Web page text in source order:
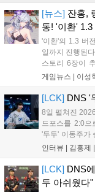
[뉴스] 잔홍,
동! '이환'
'이환'의 1.3 버
일까지 진행된
스토리 6장이
등장한다. 여름
의성도 강화된
공되며, 상세 일
게임뉴스 | 이성
[LCK] DNS '
8일 펼쳐진
드포스를 2:0으
'두두' 이동주가
다. 먼저 오랜만
인터뷰 | 김홍제
[LCK] DNS
두 아쉬웠다"